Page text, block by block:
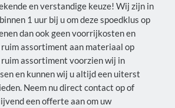
en verstandige keuze! Wij zijn in
1 uur bij u om deze spoedklus op
dan ook geen voorrijkosten en
ruim assortiment aan materiaal op
assortiment voorzien wij in
en kunnen wij u altijd een uiterst
Neem nu direct contact op of
een offerte aan om uw